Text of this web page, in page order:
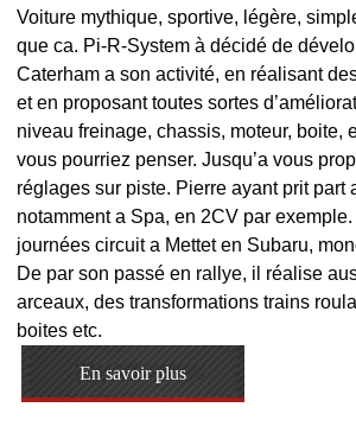
Voiture mythique, sportive, légère,
que ca. Pi-R-System à décidé de
Caterham a son activité, en réalisant
et en proposant toutes sortes
niveau freinage, chassis, moteur, boite,
vous pourriez penser. Jusqu’a vous
réglages sur piste. Pierre ayant prit part
notamment a Spa, en 2CV par
journées circuit a Mettet en Subaru,
De par son passé en rallye, il réalise
arceaux, des transformations trains
boites etc.
En savoir plus